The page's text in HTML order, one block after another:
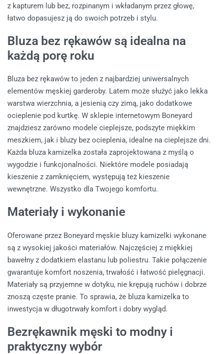
z kapturem lub bez, rozpinanym i wkładanym przez głowę,
łatwo dopasujesz ją do swoich potrzeb i stylu.
Bluza bez rękawów są idealna na
każdą porę roku
Bluza bez rękawów to jeden z najbardziej uniwersalnych
elementów męskiej garderoby. Latem może służyć jako lekka
warstwa wierzchnia, a jesienią czy zimą, jako dodatkowe
ocieplenie pod kurtkę. W sklepie internetowym Boneyard
znajdziesz zarówno modele cieplejsze, podszyte miękkim
meszkiem, jak i bluzy bez ocieplenia, idealne na cieplejsze dni.
Każda bluza kamizelka została zaprojektowana z myślą o
wygodzie i funkcjonalności. Niektóre modele posiadają
kieszenie z zamknięciem, występują też kieszenie
wewnętrzne. Wszystko dla Twojego komfortu.
Materiały i wykonanie
Oferowane przez Boneyard męskie bluzy kamizelki wykonane
są z wysokiej jakości materiałów. Najczęściej z miękkiej
bawełny z dodatkiem elastanu lub poliestru. Takie połączenie
gwarantuje komfort noszenia, trwałość i łatwość pielęgnacji.
Materiały są przyjemne w dotyku, nie krępują ruchów i dobrze
znoszą częste pranie. To sprawia, że bluza kamizelka to
inwestycja w długotrwały komfort i dobry wygląd.
Bezrękawnik męski to modny i
praktyczny wybór